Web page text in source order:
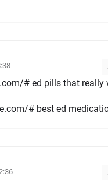
# ed pills that really
# best ed